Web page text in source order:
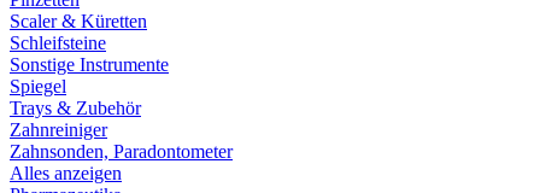
Scaler & Küretten
Schleifsteine
Sonstige Instrumente
Spiegel
Trays & Zubehör
Zahnreiniger
Zahnsonden, Paradontometer
Alles anzeigen